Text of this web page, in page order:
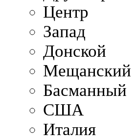
Центр
Запад
Донской
Мещанский
Басманный
США
Италия